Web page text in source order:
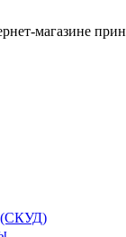
магазине
(СКУД)